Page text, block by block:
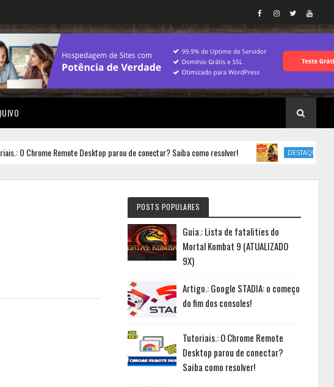
Remote Desktop parou de conectar? Saiba como resolver! DESTAQUE Jogos.:
POSTS POPULARES
Guia.: Lista de fatalities do
Mortal Kombat 9 (ATUALIZADO
9X)
Artigo.: Google STADIA: o começo
do fim dos consoles!
Tutoriais.: O Chrome Remote
Desktop parou de conectar?
Saiba como resolver!